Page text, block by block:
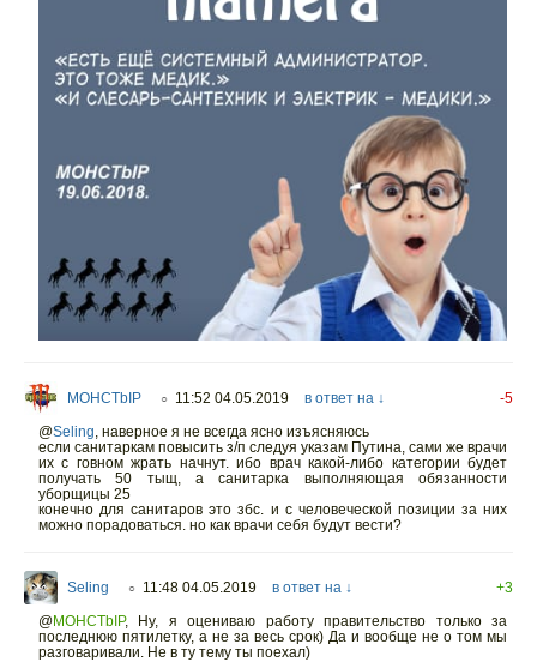
MOHCTbIP ○ 11:52 04.05.2019 в ответ на ↓
-5
@Seling наверное я не всегда ясно изъясняюсь
если санитаркам повысить з/п следуя указам Путина, сами же врачи
их с говном жрать начнут. ибо врач какой-либо категории будет
получать 50 тыщ, а санитарка выполняющая обязанности
уборщицы 25
конечно для санитаров это збс. и с человеческой позиции за них
можно порадоваться. но как врачи себя будут вести?
Seling ○ 11:48 04.05.2019 в ответ на ↓
+3
@MOHCTbIP, Ну, я оцениваю работу правительство только за
последнюю пятилетку, а не за весь срок) Да и вообще не о том мы
разговаривали. Не в ту тему ты поехал)